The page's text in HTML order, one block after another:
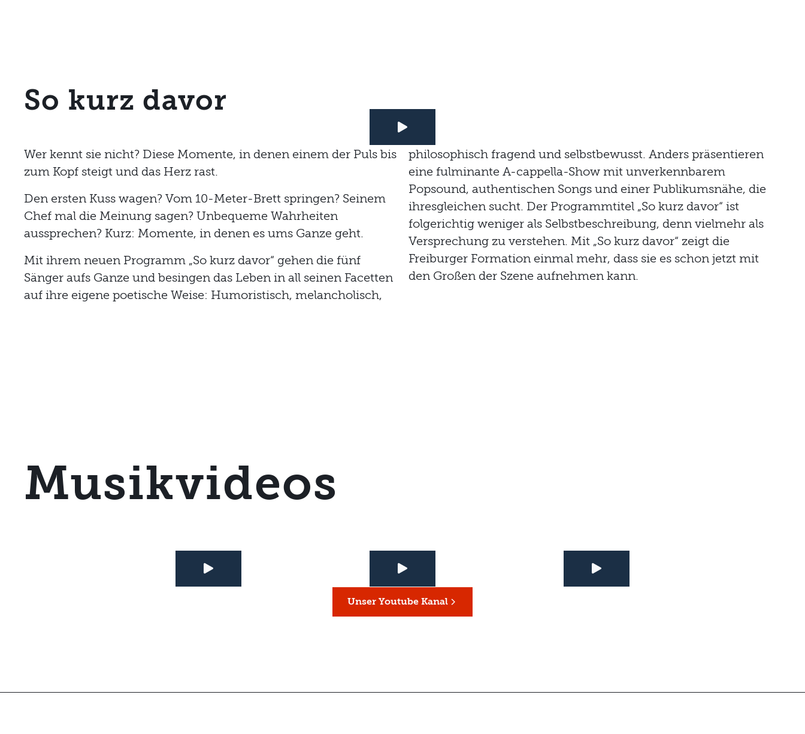
So kurz davor
Wer kennt sie nicht? Diese Momente, in denen einem der Puls bis
zum Kopf steigt und das Herz rast.
Den ersten Kuss wagen? Vom 10-Meter-Brett springen? Seinem
Chef mal die Meinung sagen? Unbequeme Wahrheiten
aussprechen? Kurz: Momente, in denen es ums Ganze geht.
Mit ihrem neuen Programm „So kurz davor“ gehen die fünf
Sänger aufs Ganze und besingen das Leben in all seinen Facetten
auf ihre eigene poetische Weise: Humoristisch, melancholisch,
philosophisch fragend und selbstbewusst. Anders präsentieren
eine fulminante A-cappella-Show mit unverkennbarem
Popsound, authentischen Songs und einer Publikumsnähe, die
ihresgleichen sucht. Der Programmtitel „So kurz davor“ ist
folgerichtig weniger als Selbstbeschreibung, denn vielmehr als
Versprechung zu verstehen. Mit „So kurz davor“ zeigt die
Freiburger Formation einmal mehr, dass sie es schon jetzt mit
den Großen der Szene aufnehmen kann.
Musikvideos
Unser Youtube Kanal